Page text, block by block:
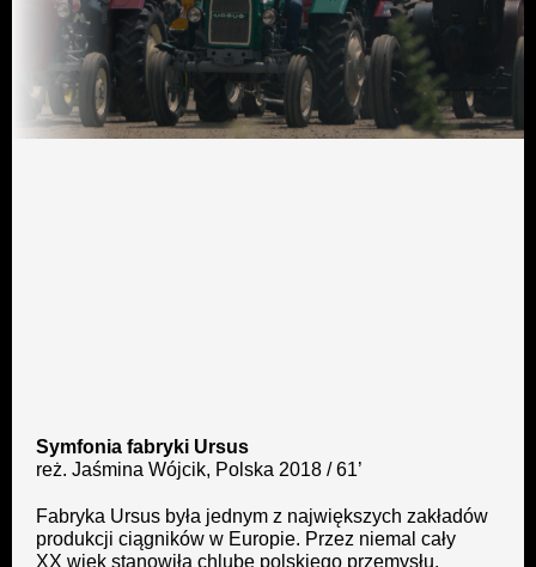
Symfonia fabryki Ursus
reż. Jaśmina Wójcik, Polska 2018 / 61’
Fabryka Ursus była jednym z największych zakładów
produkcji ciągników w Europie. Przez niemal cały
XX wiek stanowiła chlubę polskiego przemysłu.